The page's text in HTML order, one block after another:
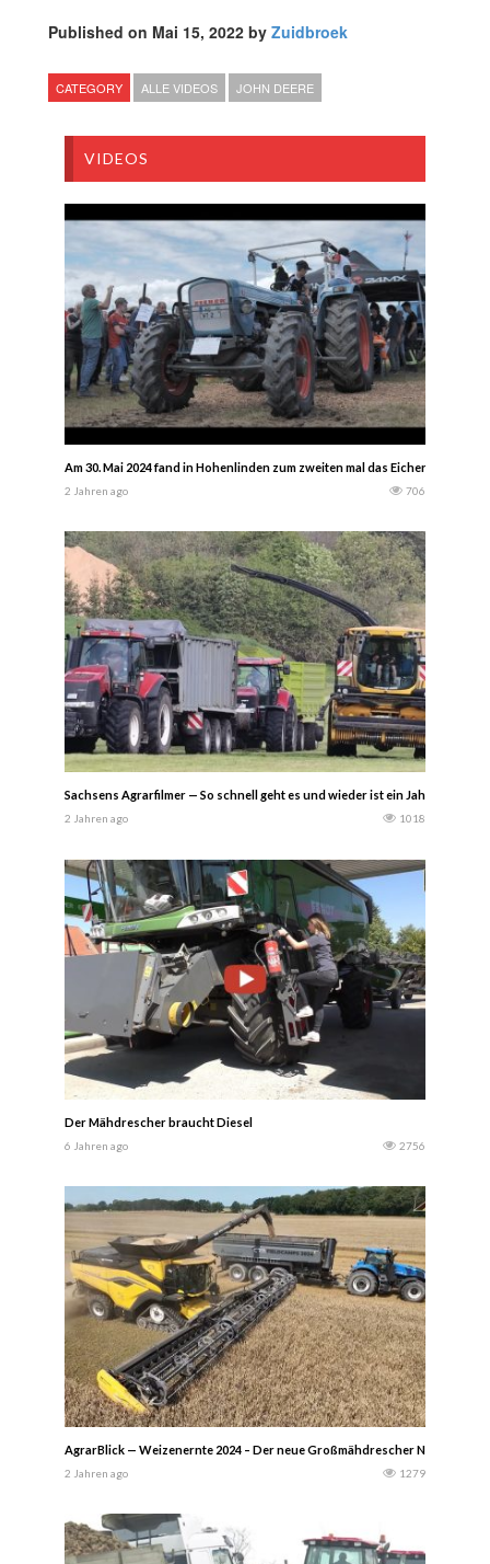
Published on Mai 15, 2022 by Zuidbroek
CATEGORY ALLE VIDEOS JOHN DEERE
VIDEOS
Am 30. Mai 2024 fand in Hohenlinden zum zweiten mal das Eichertreffen
2 Jahren ago 706
Sachsens Agrarfilmer — So schnell geht es und wieder ist ein Jahr vorbei.
2 Jahren ago 1018
Der Mähdrescher braucht Diesel
6 Jahren ago 2756
AgrarBlick — Weizenernte 2024 – Der neue Großmähdrescher New Holland
2 Jahren ago 1279